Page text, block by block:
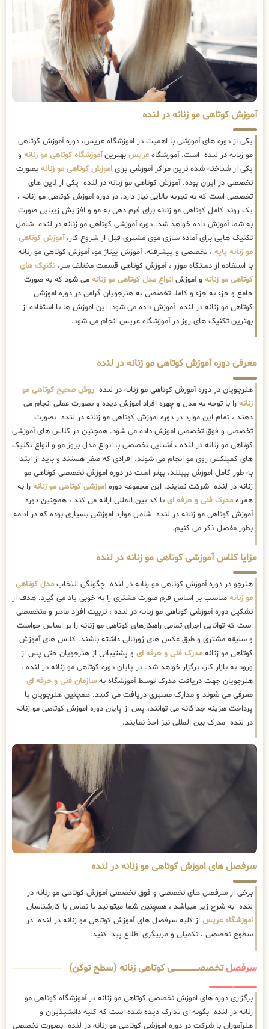
آموزش کوتاهی مو زنانه در لنده
یکی از دوره های آموزشی با اهمیت در اموزشگاه عریس، دوره آموزش کوتاهی
مو زنانه در لنده است. آموزشگاه عریس بهترینآموزشگاه کوتاهی مو زنانه و
یکی از شناخته شده ترین مراکز آموزشی برای اموزش کوتاهی مو زنانه بصورت
تخصصی در ایران بوده. آموزش کوتاهی مو زنانه در لنده یکی از لاین های
تخصصی است که به تجربه بالایی نیاز دارد. در دوره آموزش کوتاهی مو زنانه ،
یک روند کامل کوتاهی مو زنانه برای فرم دهی به مو و افزایش زیبایی صورت
به شما آموزش داده خواهد شد. دوره آموزشی کوتاهی مو زنانه در لنده شامل
تکنیک هایی برای آماده سازی موی مشتری قبل از شروع کار،آموزش کوتاهی
مو زنانه پایه ، تخصصی و پیشرفته، آموزش پیتاژ مو، آموزش کوتاهی مو زنانه
با استفاده از دستگاه موزر ، آموزش کوتاهی قسمت مختلف سر،تکنیک های
کوتاهی مو زنانه و آموزش انواع مدل کوتاهی مو زنانه می شود که به صورت
جامع و جزء به جزء و کاملا تخصصی به هنرجویان گرامی در دوره اموزشی
کوتاهی مو زنانه در لنده آموزش داده می شود. این اموزش ها با استفاده از
بهترین تکنیک های روز در آموزشگاه عریس انجام می شود.
معرفی دوره آموزش کوتاهی مو زنانه در لنده
هنرجویان در دوره آموزش کوتاهی مو زنانه در لنده روش صحیح کوتاهی مو
زنانه را با توجه به مدل و چهره افراد آموزش دیده و بصورت عملی انجام می
دهند ، تمام این موارد در دوره اموزش کوتاهی مو زنانه در لنده بصورت
تخصصی و فوق تخصصی اموزش داده می شود. همچنین در کلاس های آموزشی
کوتاهی مو زنانه در لنده ، آشنایی تخصصی با انواع مدل بروز مو و انواع تکنیک
های کمپلکس روی مو انجام می شوند. افرادی که صفر هستند و باید از ابتدا
به طور کامل اموزش ببینند، بهتر است در دوره اموزش تخصصی کوتاهی مو
زنانه در لنده شرکت نمایند. این مجموعه دوره اموزشی کوتاهی مو زنانه را به
همراه مدرک فنی و حرفه ای با کد بین المللی ارائه می کند ، همچنین دوره
آموزش کوتاهی مو زنانه در لنده شامل موارد اموزشی بسیاری بوده که در ادامه
بطور مفصل ذکر می کنیم.
مزایا کلاس آموزشی کوتاهی مو زنانه در لنده
هنرجو در دوره آموزش کوتاهی مو زنانه در لنده چگونگی انتخاب مدل کوتاهی
مو زنانه مناسب بر اساس فرم صورت مشتری را به خوبی یاد می گیرد. هدف از
تشکیل دوره آموزشی کوتاهی مو زنانه در لنده ، تربیت افراد ماهر و متخصصی
است که توانایی اجرای تمامی راهکارهای کوتاهی مو زنانه را بر اساس خواست
و سلیقه مشتری و طبق عکس های ژورنالی داشته باشند. کلاس های آموزش
کوتاهی مو زنانه مدرک فنی و حرفه ای و پشتیبانی از هنرجویان حتی پس از
ورود به بازار کار، برگزار خواهد شد. در پایان دوره کوتاهی مو زنانه در لنده ،
هنرجویان جهت دریافت مدرک توسط آموزشگاه بهسازمان فنی و حرفه ای
معرفی می شوند و مدارک معتبری دریافت می کنند. همچنین هنرجویان با
پرداخت هزینه جداگانه می توانند، پس از پایان دوره اموزش کوتاهی مو زنانه
در لنده مدرک بین المللی نیز اخذ نمایند.
سرفصل های اموزش کوتاهی مو زنانه در لنده
برخی از سرفصل های تخصصی و فوق تخصصی آموزش کوتاهی مو زنانه در
لنده به شرح زیر میباشد ، همچنین شما میتوانید با تماس با کارشناسان
اموزشگاه عریس از کلیه سرفصل های آموزش کوتاهی مو زنانه در لنده در
سطوح تخصصی ، تکمیلی و مربیگری اطلاع پیدا کنید:
سرفصلتخصصــــــــــــــــــــی کوتاهی زنانه (سطح توکن)
برگزاری دوره های اموزش تخصصی کوتاهی مو زنانه در آموزشگاه کوتاهی مو
زنانه در لنده بگونه ای تدارک دیده شده است که کلیه دانشپذیران و
هنرآموزان با شرکت در دوره اموزشی کوتاهی مو زنانه در لنده بصورت تخصصی